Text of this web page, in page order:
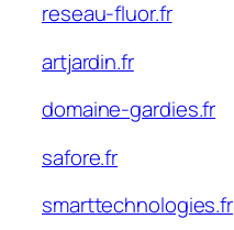
reseau-fluor.fr
artjardin.fr
domaine-gardies.fr
safore.fr
smarttechnologies.fr